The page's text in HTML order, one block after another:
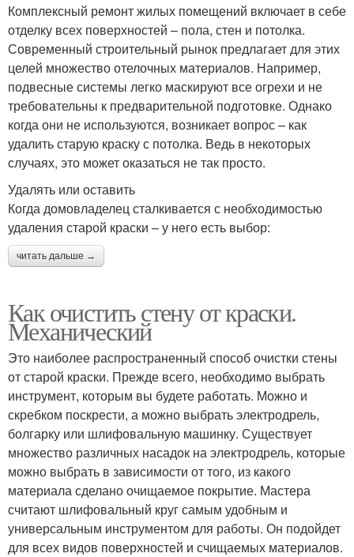
Комплексный ремонт жилых помещений включает в себе
отделку всех поверхностей – пола, стен и потолка.
Современный строительный рынок предлагает для этих
целей множество отелочных материалов. Например,
подвесные системы легко маскируют все огрехи и не
требовательны к предварительной подготовке. Однако
когда они не используются, возникает вопрос – как
удалить старую краску с потолка. Ведь в некоторых
случаях, это может оказаться не так просто.
Удалять или оставить
Когда домовладелец сталкивается с необходимостью
удаления старой краски – у него есть выбор:
читать дальше →
Как очистить стену от краски.
Механический
Это наиболее распространенный способ очистки стены
от старой краски. Прежде всего, необходимо выбрать
инструмент, которым вы будете работать. Можно и
скребком поскрести, а можно выбрать электродрель,
болгарку или шлифовальную машинку. Существует
множество различных насадок на электродрель, которые
можно выбрать в зависимости от того, из какого
материала сделано очищаемое покрытие. Мастера
считают шлифовальный круг самым удобным и
универсальным инструментом для работы. Он подойдет
для всех видов поверхностей и счищаемых материалов.